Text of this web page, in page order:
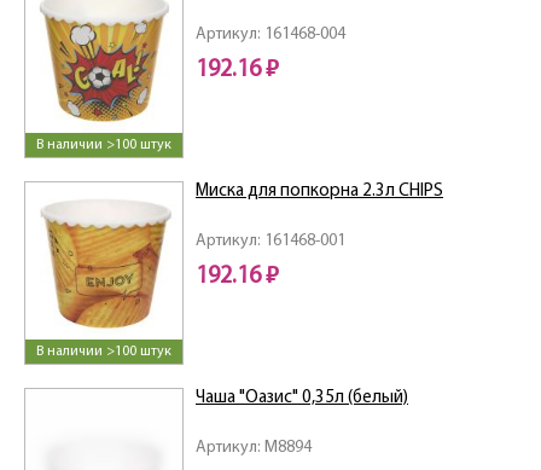
В наличии >100 штук
Артикул: 161468-004
192.16 ₽
В наличии >100 штук
Артикул: 161468-001
Миска для попкорна 2.3л CHIPS
192.16 ₽
Артикул: M8894
Чаша "Оазис" 0,35л (белый)